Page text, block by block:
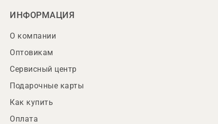
ИНФОРМАЦИЯ
О компании
Оптовикам
Сервисный центр
Подарочные карты
Как купить
Оплата